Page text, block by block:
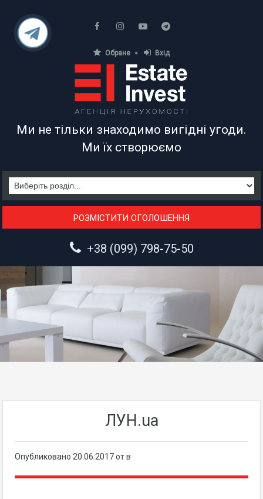
Обране Вхід
Ми не тільки знаходимо вигідні угоди.
Ми їх створюємо
РОЗМІСТИТИ ОГОЛОШЕННЯ
+38 (099) 798-75-50
ЛУН.ua
Опубликовано 20.06.2017от в